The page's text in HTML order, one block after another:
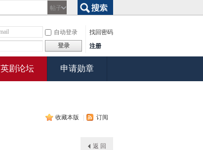
帖子
自动登录
找回密码
登录 注册
英剧论坛 申请勋章
收藏本版 订阅
返 回